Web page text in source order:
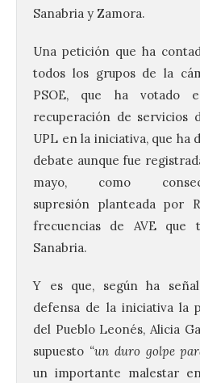
Sanabria y Zamora.
Una petición que ha
todos los grupos de la
PSOE, que ha votado
recuperación de servicios
UPL en la iniciativa, que ha
debate aunque fue
mayo, como
supresión planteada por
frecuencias de AVE que
Sanabria.
Y es que, según ha
defensa de la iniciativa la
del Pueblo Leonés, Alicia
supuesto “un duro golpe
un importante malestar